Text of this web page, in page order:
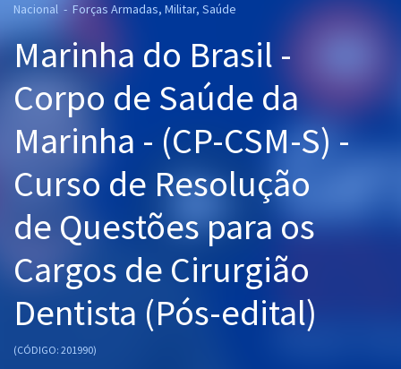
Cursos 20% OFF
Pós
Graduação
OAB
Mentorias
Questões grátis
Nacional - Forças Armadas, Militar, Saúde
Marinha do Brasil -
Corpo de Saúde da
Marinha - (CP-CSM-S) -
Curso de Resolução
de Questões para os
Cargos de Cirurgião
Dentista (Pós-edital)
(CÓDIGO: 201990)